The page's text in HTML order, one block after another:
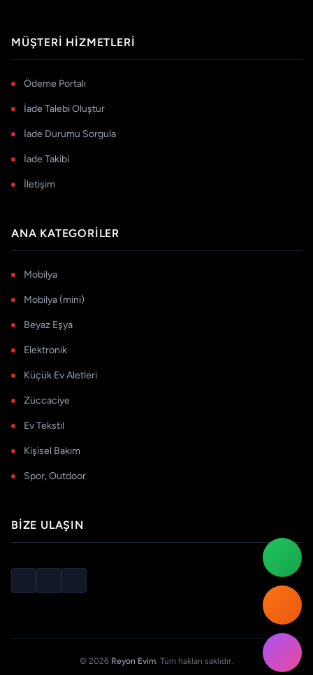
MÜŞTERI HIZMETLERI
Ödeme Portalı
İade Talebi Oluştur
İade Durumu Sorgula
İade Takibi
İletişim
ANA KATEGORILER
Mobilya
Mobilya (mini)
Beyaz Eşya
Elektronik
Küçük Ev Aletleri
Züccaciye
Ev Tekstil
Kişisel Bakım
Spor, Outdoor
BIZE ULAŞIN
© 2026 Reyon Evim . Tüm hakları saklıdır.